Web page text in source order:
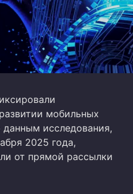
мобильных
данным исследования,
2025 года,
от прямой рассылки